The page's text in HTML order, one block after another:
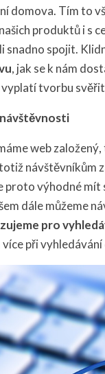
domova. Tím to
produktů i s
snadno spojit.
, jak se k nám
tvorbu
web
návštěvníkům
proto výhodné mít
dále můžeme
pro
více při